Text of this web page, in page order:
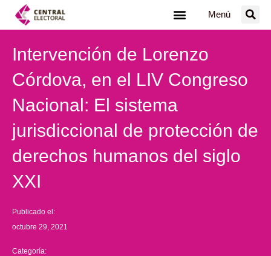
Menú
Intervención de Lorenzo
Córdova, en el LIV Congreso
Nacional: El sistema
jurisdiccional de protección de
derechos humanos del siglo
XXI
Publicado el:
octubre 29, 2021
Categoría: